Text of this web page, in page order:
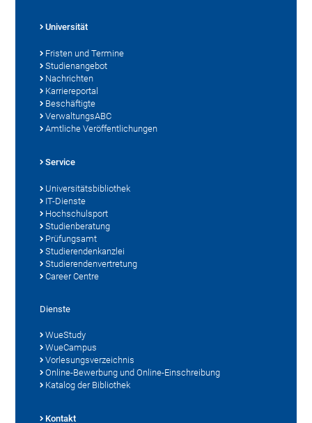
Universität
Fristen und Termine
Studienangebot
Nachrichten
Karriereportal
Beschäftigte
VerwaltungsABC
Amtliche Veröffentlichungen
Service
Universitätsbibliothek
IT-Dienste
Hochschulsport
Studienberatung
Prüfungsamt
Studierendenkanzlei
Studierendenvertretung
Career Centre
Dienste
WueStudy
WueCampus
Vorlesungsverzeichnis
Online-Bewerbung und Online-Einschreibung
Katalog der Bibliothek
Kontakt